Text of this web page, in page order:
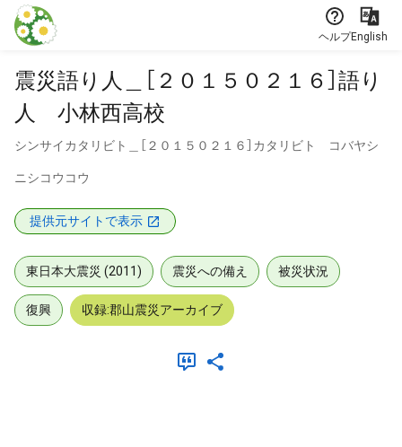
本文に飛ぶ
ヘルプEnglish
震災語り人＿［２０１５０２１６］語り
人 小林西高校
シンサイカタリビト＿［２０１５０２１６］カタリビト コバヤシ
ニシコウコウ
提供元サイトで表示
東日本大震災 (2011) 震災への備え 被災状況
復興 収録:郡山震災アーカイブ